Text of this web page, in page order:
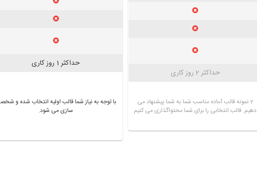
حداکثر 2 روز کاری
2 نمونه قالب آماده مناسب شما به شما پیشنهاد می
دهیم. قالب انتخابی را برای شما محتواگذاری می کنیم
حداکثر 1 روز کاری
با توجه به نیاز شما قالب اولیه انتخاب شده و
سازی می شود.